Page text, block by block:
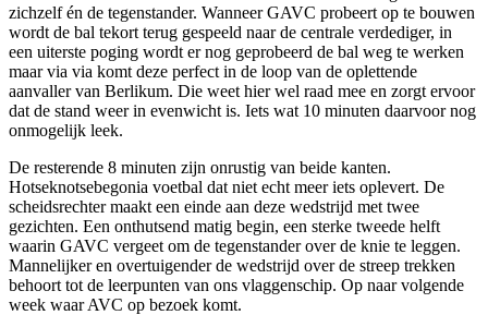
zichzelf én de tegenstander. Wanneer GAVC probeert op te bouwen
wordt de bal tekort terug gespeeld naar de centrale verdediger, in
een uiterste poging wordt er nog geprobeerd de bal weg te werken
maar via via komt deze perfect in de loop van de oplettende
aanvaller van Berlikum. Die weet hier wel raad mee en zorgt ervoor
dat de stand weer in evenwicht is. Iets wat 10 minuten daarvoor nog
onmogelijk leek.
De resterende 8 minuten zijn onrustig van beide kanten.
Hotseknotsebegonia voetbal dat niet echt meer iets oplevert. De
scheidsrechter maakt een einde aan deze wedstrijd met twee
gezichten. Een onthutsend matig begin, een sterke tweede helft
waarin GAVC vergeet om de tegenstander over de knie te leggen.
Mannelijker en overtuigender de wedstrijd over de streep trekken
behoort tot de leerpunten van ons vlaggenschip. Op naar volgende
week waar AVC op bezoek komt.